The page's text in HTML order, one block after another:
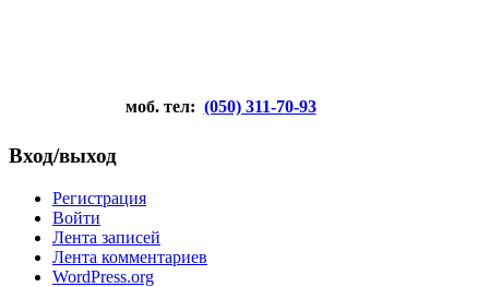
моб. тел: (050) 311-70-93
Вход/выход
Регистрация
Войти
Лента записей
Лента комментариев
WordPress.org